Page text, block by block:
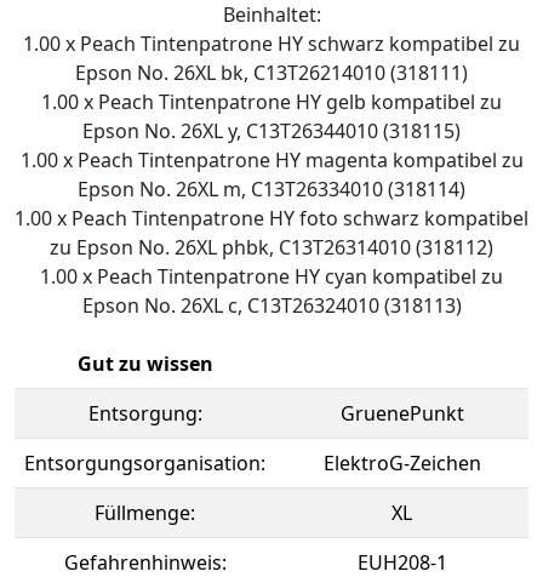
Beinhaltet:
1.00 x Peach Tintenpatrone HY schwarz kompatibel zu
Epson No. 26XL bk, C13T26214010 (318111)
1.00 x Peach Tintenpatrone HY gelb kompatibel zu
Epson No. 26XL y, C13T26344010 (318115)
1.00 x Peach Tintenpatrone HY magenta kompatibel zu
Epson No. 26XL m, C13T26334010 (318114)
1.00 x Peach Tintenpatrone HY foto schwarz kompatibel
zu Epson No. 26XL phbk, C13T26314010 (318112)
1.00 x Peach Tintenpatrone HY cyan kompatibel zu
Epson No. 26XL c, C13T26324010 (318113)
Gut zu wissen
Entsorgung:
GruenePunkt
Entsorgungsorganisation:
ElektroG-Zeichen
Füllmenge:
XL
Gefahrenhinweis:
EUH208-1